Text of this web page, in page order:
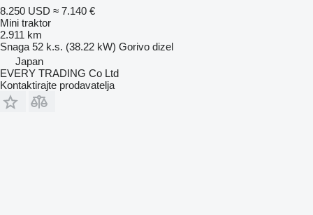
8.250 USD ≈ 7.140 €
Mini traktor
2.911 km
Snaga 52 k.s. (38.22 kW) Gorivo dizel
Japan
EVERY TRADING Co Ltd
Kontaktirajte prodavatelja